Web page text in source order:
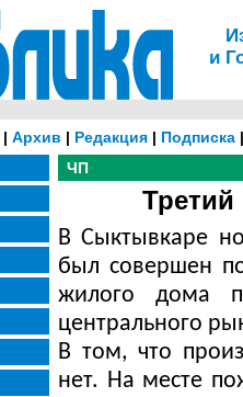
и
| Архив | Редакция | Подписка
ЧП
В Сыктывкаре
был совершен
жилого дома
центрального
В том, что
нет. На месте